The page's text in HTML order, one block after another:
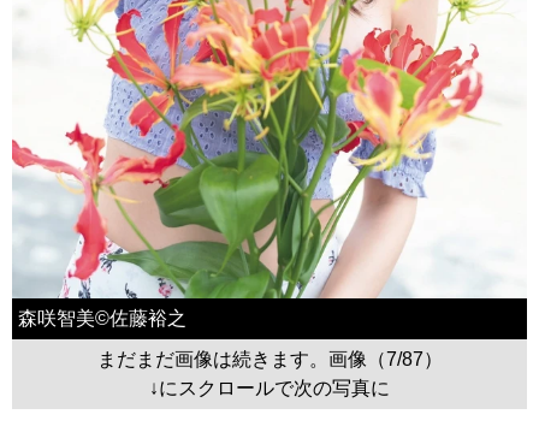
森咲智美©佐藤裕之
まだまだ画像は続きます。画像（7/87）
↓にスクロールで次の写真に